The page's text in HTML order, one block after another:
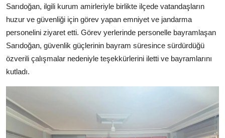
Sarıdoğan, ilgili kurum amirleriyle birlikte ilçede vatandaşların
huzur ve güvenliği için görev yapan emniyet ve jandarma
personelini ziyaret etti. Görev yerlerinde personelle bayramlaşan
Sarıdoğan, güvenlik güçlerinin bayram süresince sürdürdüğü
özverili çalışmalar nedeniyle teşekkürlerini iletti ve bayramlarını
kutladı.